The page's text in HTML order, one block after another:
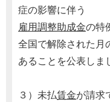
症の影響に伴う
雇用調整助成金の特
全国で解除された月
あることを公表しま
３）未払賃金が請求